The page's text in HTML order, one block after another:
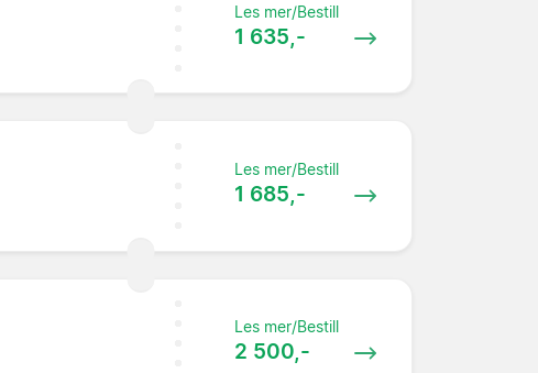
Les mer/Bestill
1 635,-
Les mer/Bestill
1 685,-
Les mer/Bestill
2 500,-